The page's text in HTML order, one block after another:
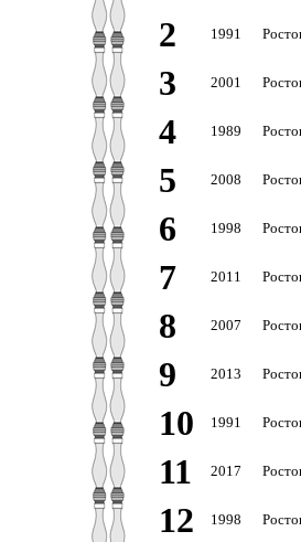
2 1991
3 2001
4 1989
5 2008
6 1998
7 2011
8 2007
9 2013
10 1991
11 2017
12 1998